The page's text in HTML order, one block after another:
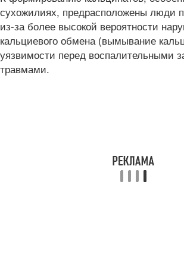
сухожилиях, предрасположены люди
из-за более высокой вероятности
кальциевого обмена (вымывание
уязвимости перед воспалительными
травмами.